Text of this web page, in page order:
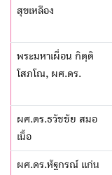
สุขเหลือง
พระมหาเผื่อน กิตฺติ
โสภโณ, ผศ.ดร.
ผศ.ดร.ธวัชชัย สมอ
เนื้อ
ผศ.ดร.หัฐกรณ์ แก่น